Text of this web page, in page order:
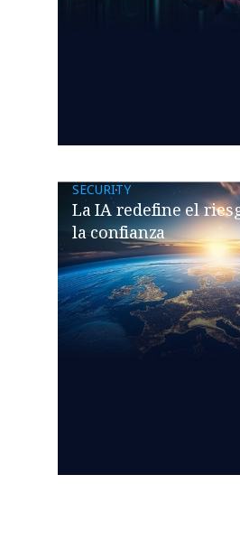
SECURITY
La IA redefine el
la confianza